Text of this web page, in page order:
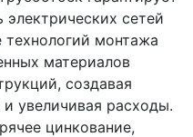
электрических сетей
технологий монтажа
материалов
создавая
увеличивая расходы.
цинкование,